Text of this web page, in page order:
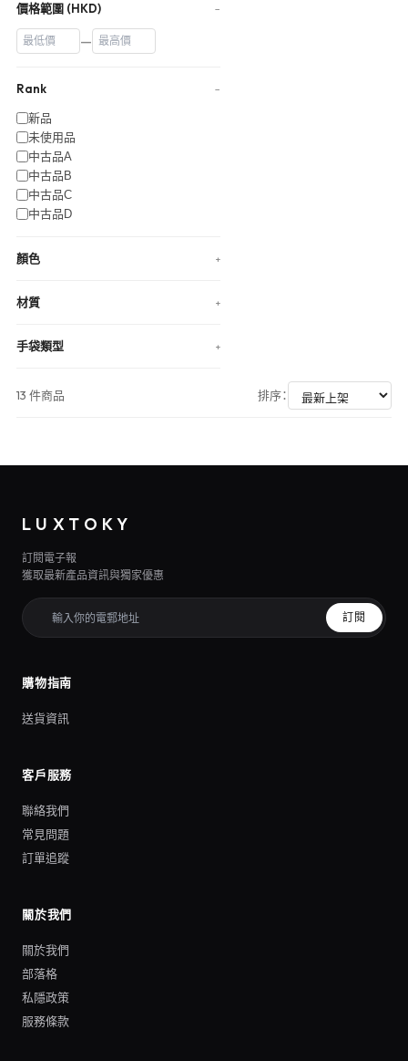
價格範圍 (HKD) −
—
Rank −
新品
未使用品
中古品A
中古品B
中古品C
中古品D
顏色 +
材質 +
手袋類型 +
13 件商品 排序：
LUXTOKY
訂閱電子報
獲取最新產品資訊與獨家優惠
訂閱
購物指南
送貨資訊
客戶服務
聯絡我們
常見問題
訂單追蹤
關於我們
關於我們
部落格
私隱政策
服務條款